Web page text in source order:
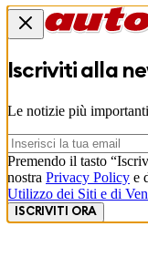
Iscriviti alla
Le notizie più
Premendo il tasto
nostra Privacy Policy e
Utilizzo dei Siti e di
ISCRIVITI ORA